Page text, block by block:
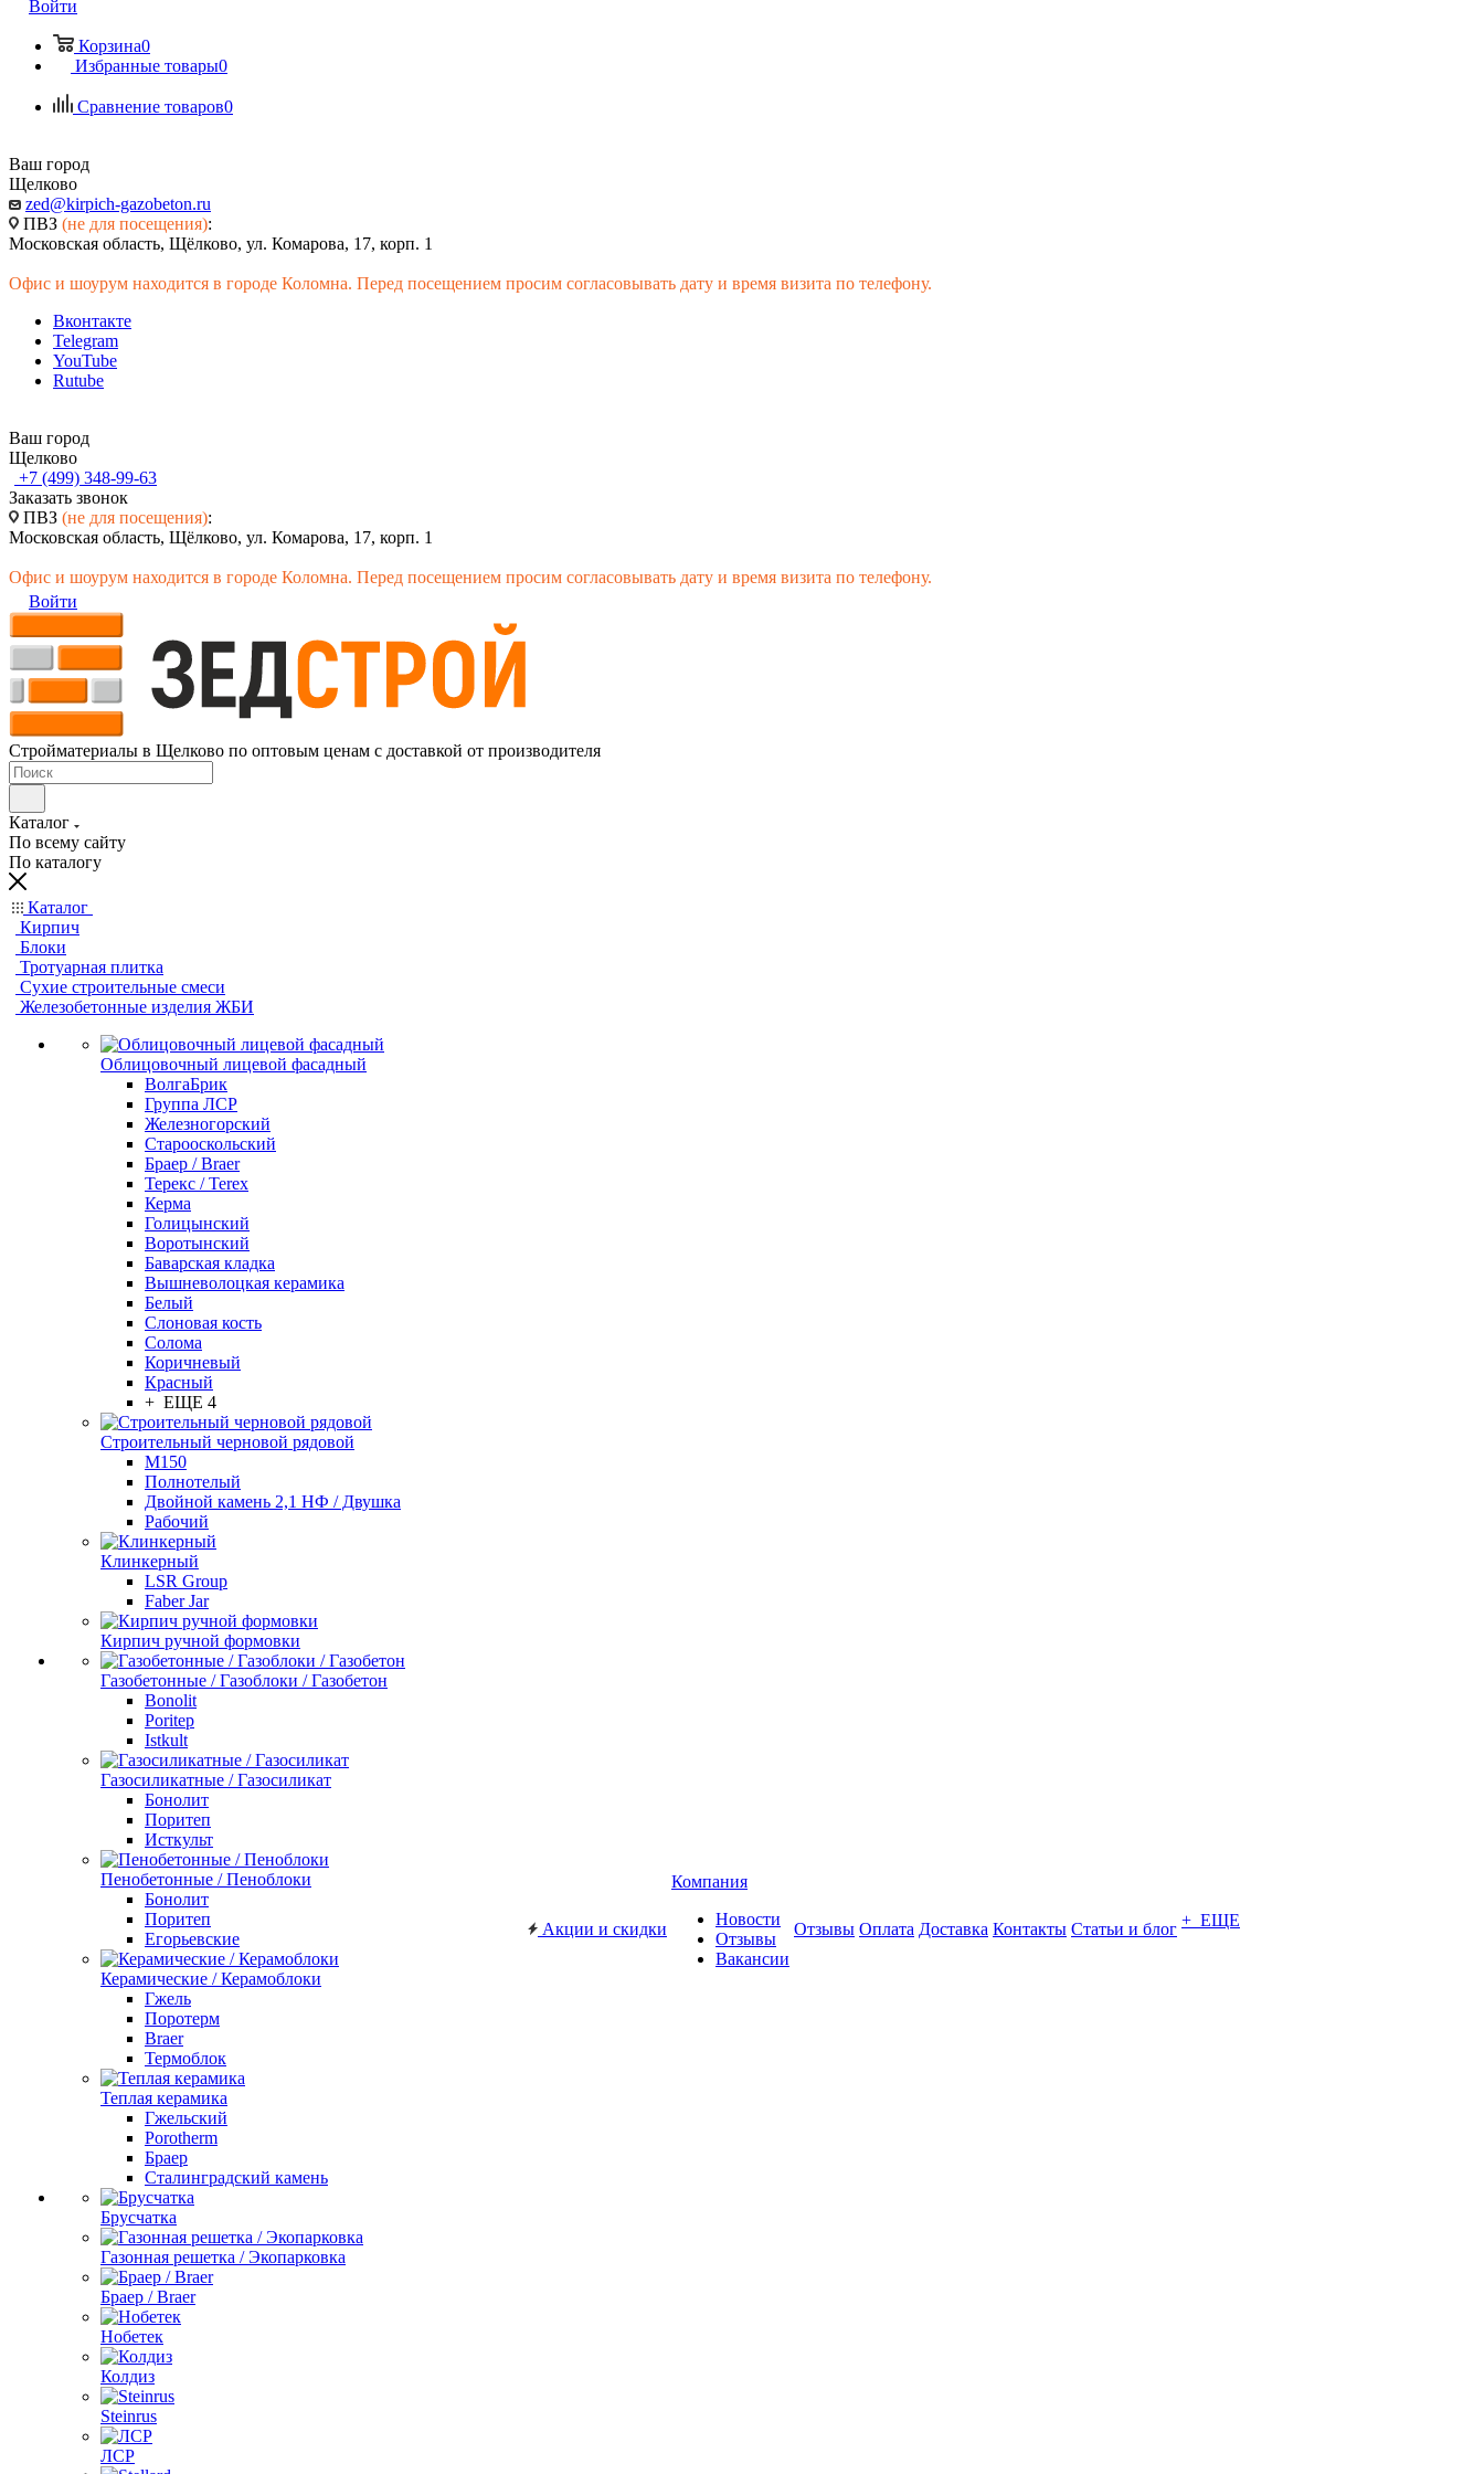
Войти
Корзина0
Избранные товары0
Сравнение товаров0
Ваш город
Щелково
zed@kirpich-gazobeton.ru
ПВЗ (не для посещения):
Московская область, Щёлково, ул. Комарова, 17, корп. 1
Офис и шоурум находится в городе Коломна. Перед посещением просим согласовывать дату и время визита по телефону.
Вконтакте
Telegram
YouTube
Rutube
Ваш город
Щелково
+7 (499) 348-99-63
Заказать звонок
ПВЗ (не для посещения):
Московская область, Щёлково, ул. Комарова, 17, корп. 1
Офис и шоурум находится в городе Коломна. Перед посещением просим согласовывать дату и время визита по телефону.
Войти
Стройматериалы в Щелково по оптовым ценам с доставкой от производителя
Каталог
По всему сайту
По каталогу
Каталог
Кирпич
Блоки
Тротуарная плитка
Сухие строительные смеси
Железобетонные изделия ЖБИ
Облицовочный лицевой фасадный
ВолгаБрик
Группа ЛСР
Железногорский
Старооскольский
Браер / Braer
Терекс / Terex
Керма
Голицынский
Воротынский
Баварская кладка
Вышневолоцкая керамика
Белый
Слоновая кость
Солома
Коричневый
Красный
+ ЕЩЕ 4
Строительный черновой рядовой
М150
Полнотелый
Двойной камень 2,1 НФ / Двушка
Рабочий
Клинкерный
LSR Group
Faber Jar
Кирпич ручной формовки
Газобетонные / Газоблоки / Газобетон
Bonolit
Poritep
Istkult
Газосиликатные / Газосиликат
Бонолит
Поритеп
Исткульт
Пенобетонные / Пеноблоки
Бонолит
Поритеп
Егорьевские
Керамические / Керамоблоки
Гжель
Поротерм
Braer
Термоблок
Теплая керамика
Гжельский
Porotherm
Браер
Сталинградский камень
Брусчатка
Газонная решетка / Экопарковка
Браер / Braer
Нобетек
Колдиз
Steinrus
ЛСР
Акции и скидки
Компания
Новости
Отзывы
Вакансии
Отзывы Оплата Доставка Контакты Статьи и блог + ЕЩЕ